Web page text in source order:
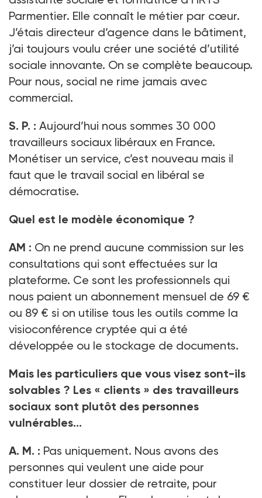
Parmentier. Elle connaît le métier par cœur.
J’étais directeur d’agence dans le bâtiment,
j’ai toujours voulu créer une société d’utilité
sociale innovante. On se complète beaucoup.
Pour nous, social ne rime jamais avec
commercial.
S. P. : Aujourd’hui nous sommes 30 000
travailleurs sociaux libéraux en France.
Monétiser un service, c’est nouveau mais il
faut que le travail social en libéral se
démocratise.
Quel est le modèle économique ?
AM : On ne prend aucune commission sur les
consultations qui sont effectuées sur la
plateforme. Ce sont les professionnels qui
nous paient un abonnement mensuel de 69 €
ou 89 € si on utilise tous les outils comme la
visioconférence cryptée qui a été
développée ou le stockage de documents.
Mais les particuliers que vous visez sont-ils
solvables ? Les « clients » des travailleurs
sociaux sont plutôt des personnes
vulnérables…
A. M. : Pas uniquement. Nous avons des
personnes qui veulent une aide pour
constituer leur dossier de retraite, pour